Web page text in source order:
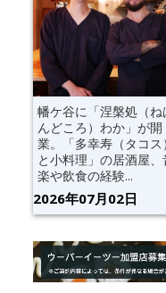
幡ケ谷に「涅槃処（ね
んどころ）わか」が開
業。「多幸寿（タコス）
と小料理」の居酒屋、
楽や飲食の経験...
2026年07月02日